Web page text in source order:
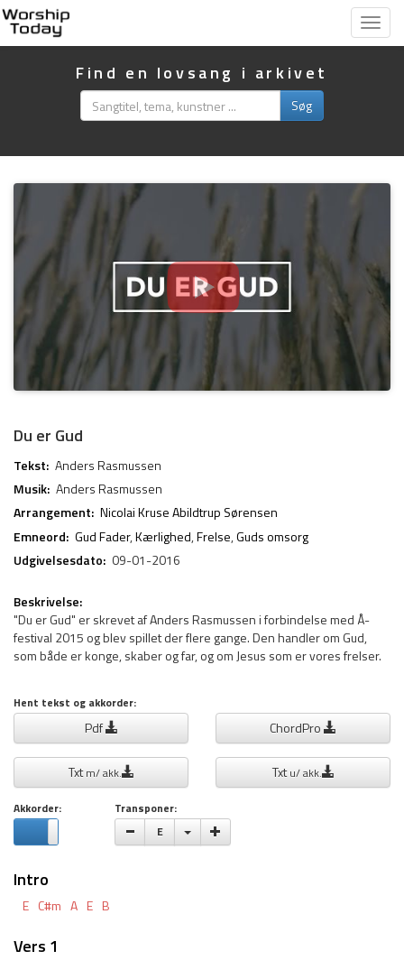
Vis
Find en lovsang i arkivet
Søg
Du er Gud
Tekst: Anders Rasmussen
Musik: Anders Rasmussen
Arrangement: Nicolai Kruse Abildtrup Sørensen
Emneord: Gud Fader,Kærlighed,Frelse,Guds omsorg
Udgivelsesdato: 09-01-2016
Beskrivelse:
"Du er Gud" er skrevet af Anders Rasmussen i forbindelse med Å-
festival 2015 og blev spillet der flere gange. Den handler om Gud,
som både er konge, skaber og far, og om Jesus som er vores frelser.
Hent tekst og akkorder:
Pdf ChordPro
Txtm/ akk. Txtu/ akk.
Akkorder: Transponer:
E Vælge toneart
Intro
E C#m A E B
Vers 1